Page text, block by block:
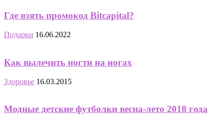
Где взять промокод Bitcapital?
Подарки 16.06.2022
Как вылечить ногти на ногах
Здоровье 16.03.2015
Модные детские футболки весна-лето 2018 года